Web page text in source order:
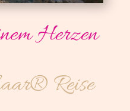
Herzen
Reise